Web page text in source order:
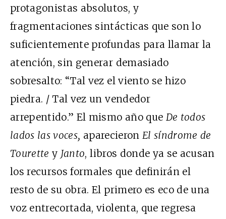
protagonistas absolutos, y
fragmentaciones sintácticas que son lo
suficientemente profundas para llamar la
atención, sin generar demasiado
sobresalto: “Tal vez el viento se hizo
piedra. / Tal vez un vendedor
arrepentido.” El mismo año que De todos
lados las voces, aparecieron El síndrome de
Tourettey Janto, libros donde ya se acusan
los recursos formales que definirán el
resto de su obra. El primero es eco de una
voz entrecortada, violenta, que regresa